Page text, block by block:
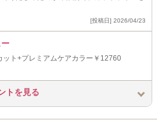
[投稿日] 2026/04/23
ット+プレミアムケアカラー￥12760
トを見る